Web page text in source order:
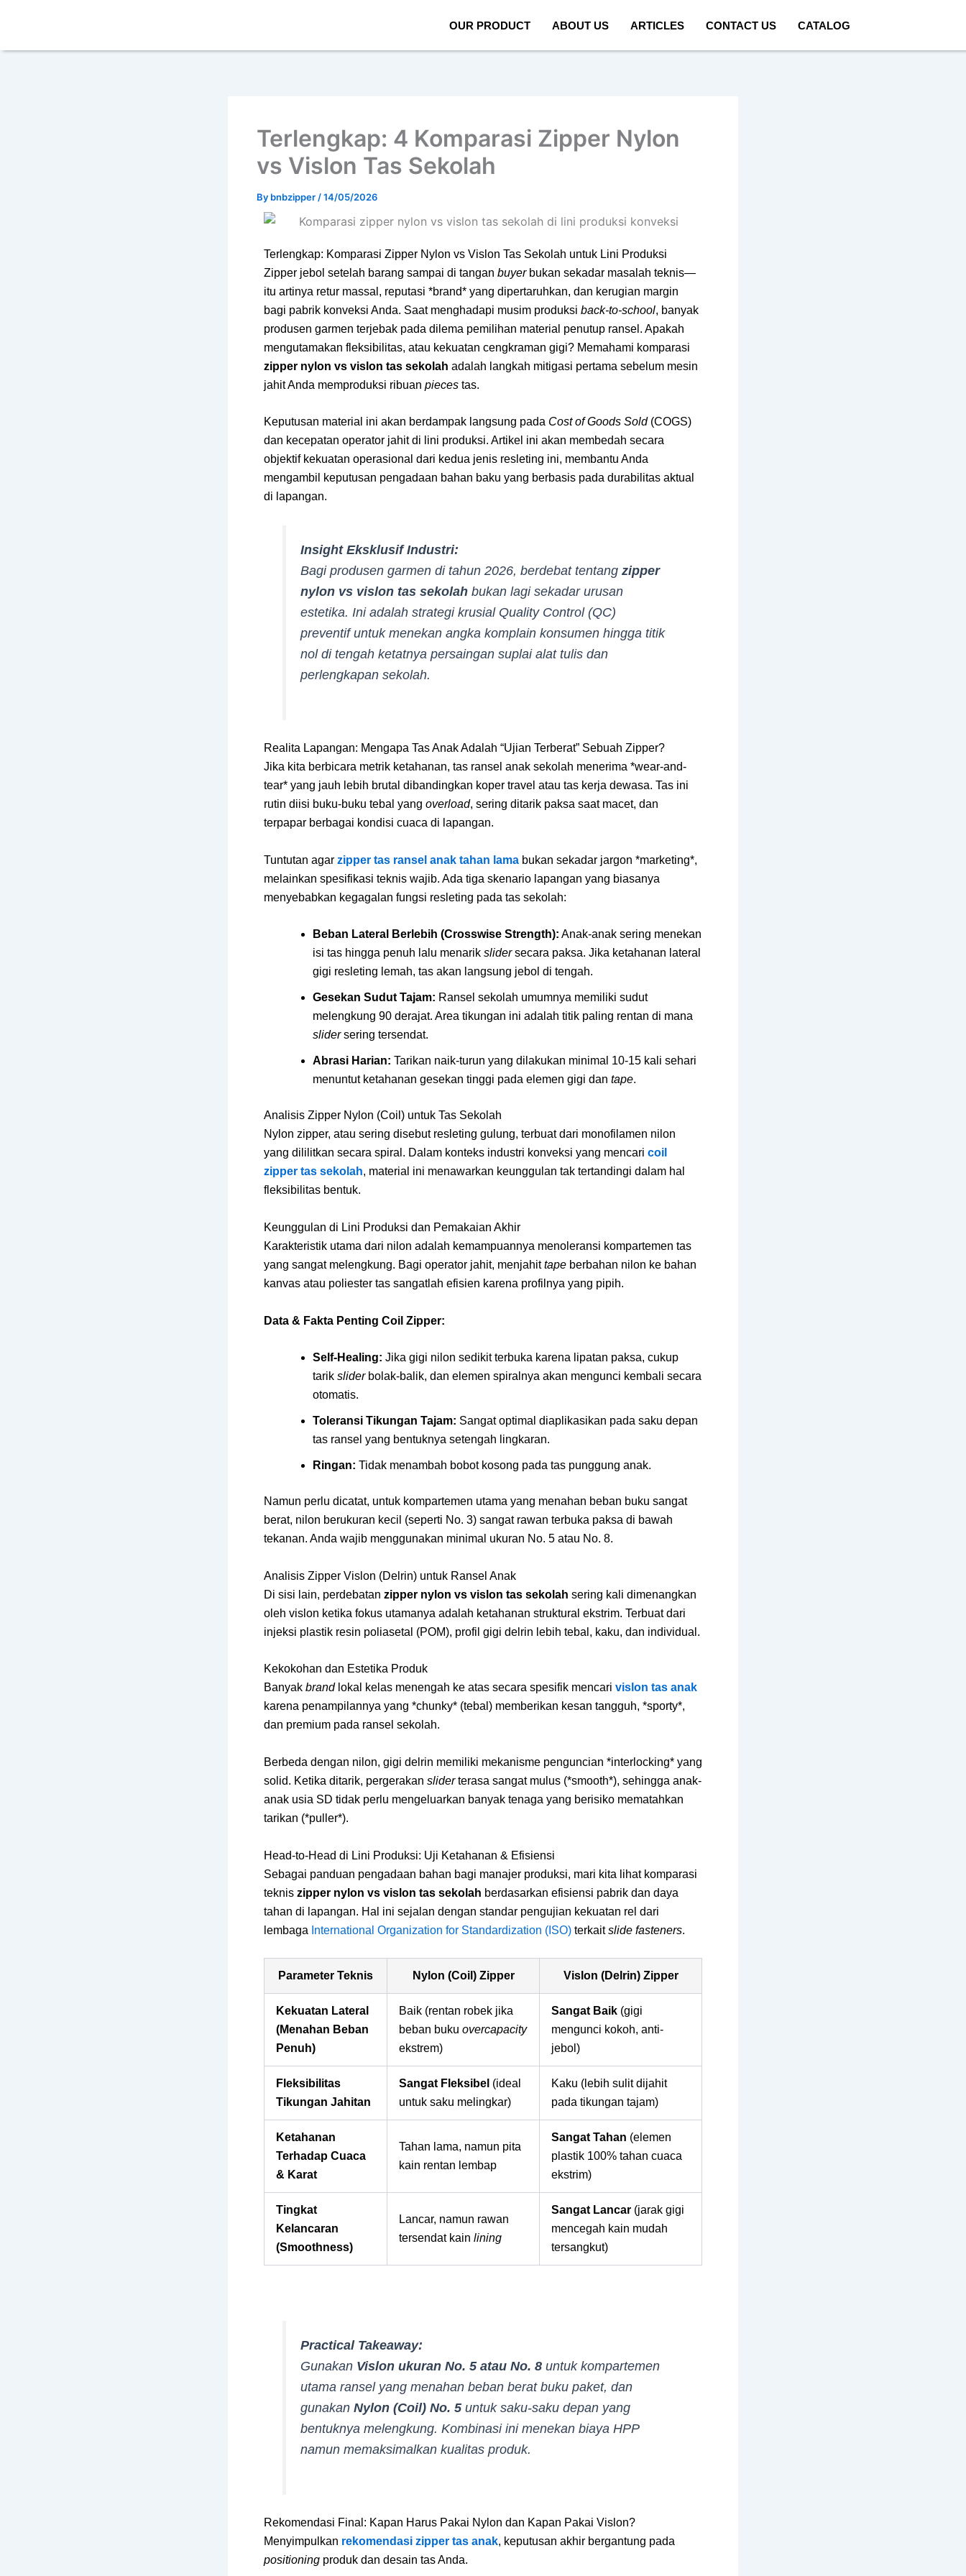
OUR PRODUCT ABOUT US ARTICLES CONTACT US CATALOG
Terlengkap: 4 Komparasi Zipper Nylon
vs Vislon Tas Sekolah
By bnbzipper /14/05/2026
Terlengkap: Komparasi Zipper Nylon vs Vislon Tas Sekolah untuk Lini Produksi
Zipper jebol setelah barang sampai di tangan buyerbukan sekadar masalah teknis—
itu artinya retur massal, reputasi *brand* yang dipertaruhkan, dan kerugian margin
bagi pabrik konveksi Anda. Saat menghadapi musim produksi back-to-school, banyak
produsen garmen terjebak pada dilema pemilihan material penutup ransel. Apakah
mengutamakan fleksibilitas, atau kekuatan cengkraman gigi? Memahami komparasi
zipper nylon vs vislon tas sekolah adalah langkah mitigasi pertama sebelum mesin
jahit Anda memproduksi ribuan pieces tas.
Keputusan material ini akan berdampak langsung pada Cost of Goods Sold(COGS)
dan kecepatan operator jahit di lini produksi. Artikel ini akan membedah secara
objektif kekuatan operasional dari kedua jenis resleting ini, membantu Anda
mengambil keputusan pengadaan bahan baku yang berbasis pada durabilitas aktual
di lapangan.
Insight Eksklusif Industri:
Bagi produsen garmen di tahun 2026, berdebat tentangzipper
nylon vs vislon tas sekolah bukan lagi sekadar urusan
estetika. Ini adalah strategi krusial Quality Control(QC)
preventif untuk menekan angka komplain konsumen hingga titik
nol di tengah ketatnya persaingan suplai alat tulis dan
perlengkapan sekolah.
Realita Lapangan: Mengapa Tas Anak Adalah “Ujian Terberat” Sebuah Zipper?
Jika kita berbicara metrik ketahanan, tas ransel anak sekolah menerima *wear-and-
tear* yang jauh lebih brutal dibandingkan koper travel atau tas kerja dewasa. Tas ini
rutin diisi buku-buku tebal yang overload, sering ditarik paksa saat macet, dan
terpapar berbagai kondisi cuaca di lapangan.
Tuntutan agar zipper tas ransel anak tahan lama bukan sekadar jargon *marketing*,
melainkan spesifikasi teknis wajib. Ada tiga skenario lapangan yang biasanya
menyebabkan kegagalan fungsi resleting pada tas sekolah:
Beban Lateral Berlebih (Crosswise Strength): Anak-anak sering menekan
isi tas hingga penuh lalu menarik slidersecara paksa. Jika ketahanan lateral
gigi resleting lemah, tas akan langsung jebol di tengah.
Gesekan Sudut Tajam: Ransel sekolah umumnya memiliki sudut
melengkung 90 derajat. Area tikungan ini adalah titik paling rentan di mana
slidersering tersendat.
Abrasi Harian: Tarikan naik-turun yang dilakukan minimal 10-15 kali sehari
menuntut ketahanan gesekan tinggi pada elemen gigi dan tape.
Analisis Zipper Nylon (Coil) untuk Tas Sekolah
Nylon zipper, atau sering disebut resleting gulung, terbuat dari monofilamen nilon
yang dililitkan secara spiral. Dalam konteks industri konveksi yang mencari coil
zipper tas sekolah, material ini menawarkan keunggulan tak tertandingi dalam hal
fleksibilitas bentuk.
Keunggulan di Lini Produksi dan Pemakaian Akhir
Karakteristik utama dari nilon adalah kemampuannya menoleransi kompartemen tas
yang sangat melengkung. Bagi operator jahit, menjahittape berbahan nilon ke bahan
kanvas atau poliester tas sangatlah efisien karena profilnya yang pipih.
Data & Fakta Penting Coil Zipper:
Self-Healing: Jika gigi nilon sedikit terbuka karena lipatan paksa, cukup
tarik sliderbolak-balik, dan elemen spiralnya akan mengunci kembali secara
otomatis.
Toleransi Tikungan Tajam: Sangat optimal diaplikasikan pada saku depan
tas ransel yang bentuknya setengah lingkaran.
Ringan: Tidak menambah bobot kosong pada tas punggung anak.
Namun perlu dicatat, untuk kompartemen utama yang menahan beban buku sangat
berat, nilon berukuran kecil (seperti No. 3) sangat rawan terbuka paksa di bawah
tekanan. Anda wajib menggunakan minimal ukuran No. 5 atau No. 8.
Analisis Zipper Vislon (Delrin) untuk Ransel Anak
Di sisi lain, perdebatan zipper nylon vs vislon tas sekolah sering kali dimenangkan
oleh vislon ketika fokus utamanya adalah ketahanan struktural ekstrim. Terbuat dari
injeksi plastik resin poliasetal (POM), profil gigi delrin lebih tebal, kaku, dan individual.
Kekokohan dan Estetika Produk
Banyak brandlokal kelas menengah ke atas secara spesifik mencari vislon tas anak
karena penampilannya yang *chunky* (tebal) memberikan kesan tangguh, *sporty*,
dan premium pada ransel sekolah.
Berbeda dengan nilon, gigi delrin memiliki mekanisme penguncian *interlocking* yang
solid. Ketika ditarik, pergerakan sliderterasa sangat mulus (*smooth*), sehingga anak-
anak usia SD tidak perlu mengeluarkan banyak tenaga yang berisiko mematahkan
tarikan (*puller*).
Head-to-Head di Lini Produksi: Uji Ketahanan & Efisiensi
Sebagai panduan pengadaan bahan bagi manajer produksi, mari kita lihat komparasi
teknis zipper nylon vs vislon tas sekolah berdasarkan efisiensi pabrik dan daya
tahan di lapangan. Hal ini sejalan dengan standar pengujian kekuatan rel dari
lembaga International Organization for Standardization (ISO) terkaitslide fasteners.
Parameter Teknis Nylon (Coil) Zipper Vislon (Delrin) Zipper
Kekuatan Lateral
(Menahan Beban
Penuh)
Baik (rentan robek jika
beban buku overcapacity
ekstrem)
Sangat Baik (gigi
mengunci kokoh, anti-
jebol)
Fleksibilitas
Tikungan Jahitan
Sangat Fleksibel (ideal
untuk saku melingkar)
Kaku (lebih sulit dijahit
pada tikungan tajam)
Ketahanan
Terhadap Cuaca
& Karat
Tahan lama, namun pita
kain rentan lembap
Sangat Tahan (elemen
plastik 100% tahan cuaca
ekstrim)
Tingkat
Kelancaran
(Smoothness)
Lancar, namun rawan
tersendat kain lining
Sangat Lancar (jarak gigi
mencegah kain mudah
tersangkut)
Practical Takeaway:
Gunakan Vislon ukuran No. 5 atau No. 8 untuk kompartemen
utama ransel yang menahan beban berat buku paket, dan
gunakanNylon (Coil) No. 5untuk saku-saku depan yang
bentuknya melengkung. Kombinasi ini menekan biaya HPP
namun memaksimalkan kualitas produk.
Rekomendasi Final: Kapan Harus Pakai Nylon dan Kapan Pakai Vislon?
Menyimpulkan rekomendasi zipper tas anak, keputusan akhir bergantung pada
positioning produk dan desain tas Anda.